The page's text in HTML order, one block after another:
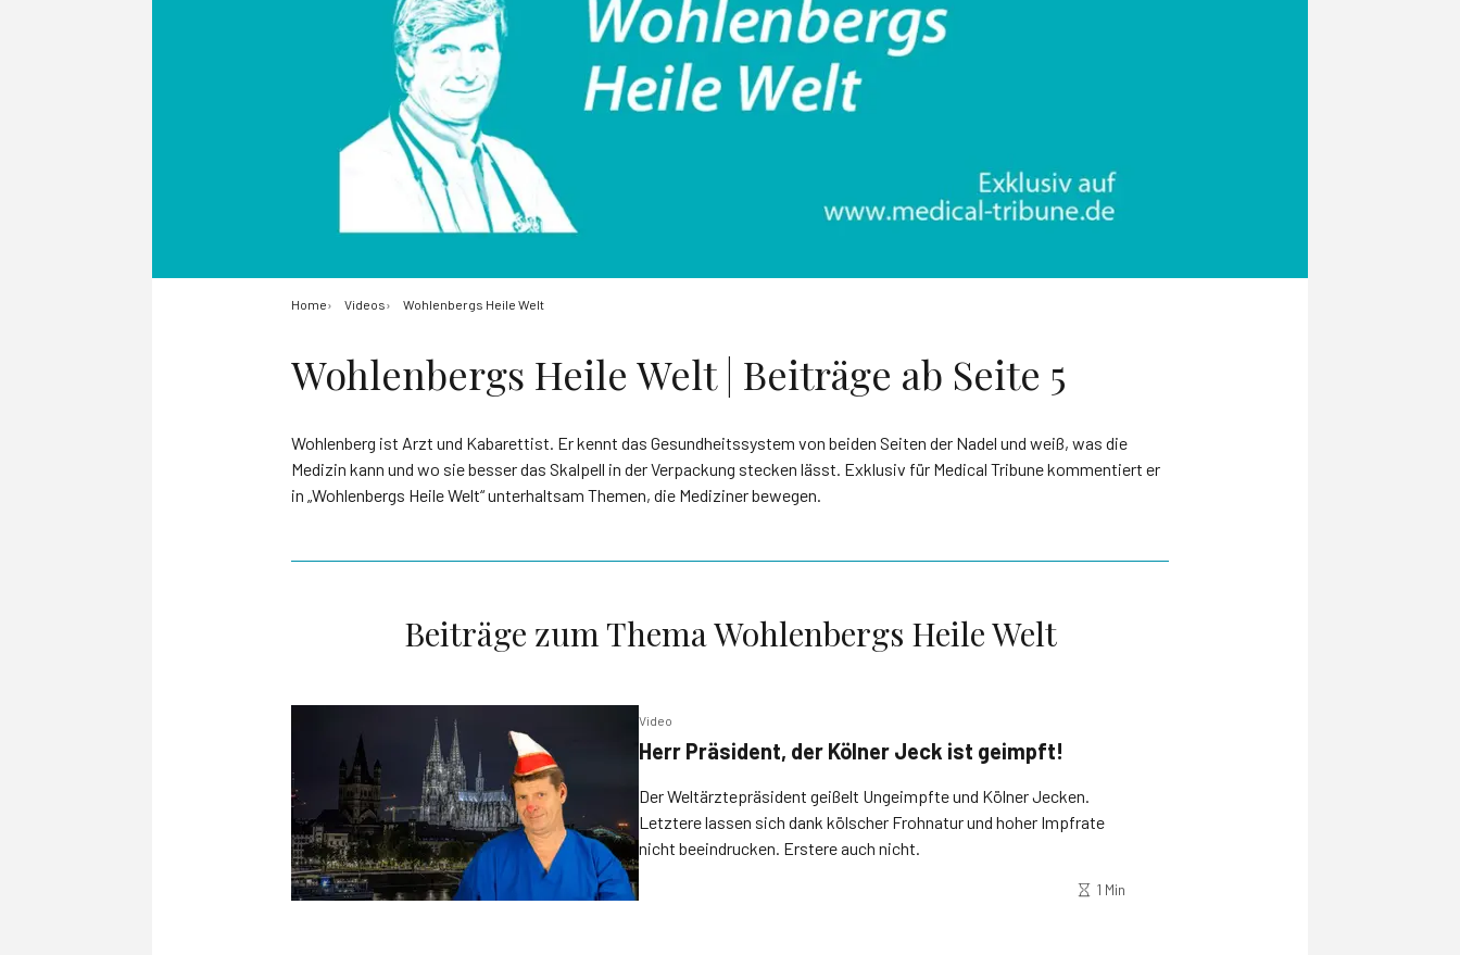
Home Videos Wohlenbergs Heile Welt
Wohlenbergs Heile Welt | Beiträge ab Seite 5
Wohlenberg ist Arzt und Kabarettist. Er kennt das Gesundheitssystem von beiden Seiten der Nadel und weiß, was die
Medizin kann und wo sie besser das Skalpell in der Verpackung stecken lässt. Exklusiv für Medical Tribune kommentiert er
in „Wohlenbergs Heile Welt“ unterhaltsam Themen, die Mediziner bewegen.
Beiträge zum Thema Wohlenbergs Heile Welt
Video
Herr Präsident, der Kölner Jeck ist geimpft!
Der Weltärztepräsident geißelt Ungeimpfte und Kölner Jecken.
Letztere lassen sich dank kölscher Frohnatur und hoher Impfrate
nicht beeindrucken. Erstere auch nicht.
1 Min